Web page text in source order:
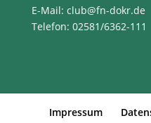
E-Mail: club@fn-dokr.de
Telefon: 02581/6362-111
Impressum